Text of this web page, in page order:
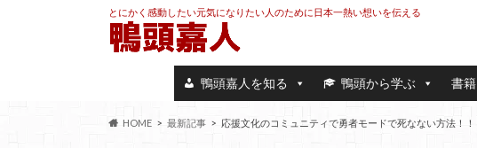
とにかく感動したい元気になりたい人のために日本一熱い想いを伝える
鴨頭嘉人を知る 鴨頭から学ぶ 書籍
HOME 最新記事 応援文化のコミュニティで勇者モードで死なない方法！！